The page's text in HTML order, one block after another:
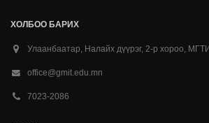
ХОЛБОО БАРИХ
Улаанбаатар, Налайх дүүрэг, 2-р хороо,
office@gmit.edu.mn
7023-2086